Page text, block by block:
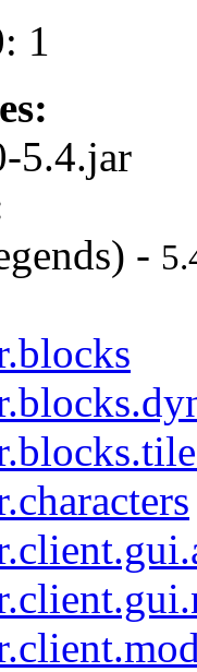
1
5.4.jar
-